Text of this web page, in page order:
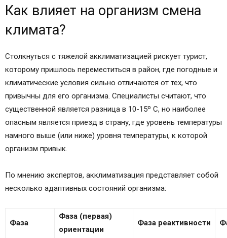
Как влияет на организм смена
климата?
Столкнуться с тяжелой акклиматизацией рискует турист,
которому пришлось переместиться в район, где погодные и
климатические условия сильно отличаются от тех, что
привычны для его организма. Специалисты считают, что
существенной является разница в 10-15º С, но наиболее
опасным является приезд в страну, где уровень температуры
намного выше (или ниже) уровня температуры, к которой
организм привык.
По мнению экспертов, акклиматизация представляет собой
несколько адаптивных состояний организма:
Фаза
Фаза (первая)
ориентации
Фаза реактивности